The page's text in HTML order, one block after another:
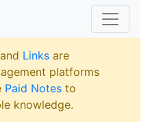
and Links are
platforms
Paid Notes to
knowledge.